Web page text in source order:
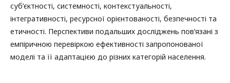
суб’єктності, системності, контекстуальності,
інтегративності, ресурсної орієнтованості, безпечності та
етичності. Перспективи подальших досліджень пов’язані з
емпіричною перевіркою ефективності запропонованої
моделі та її адаптацією до різних категорій населення.